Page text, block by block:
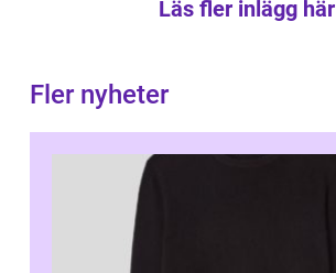
Läs fler inlägg här
Fler nyheter